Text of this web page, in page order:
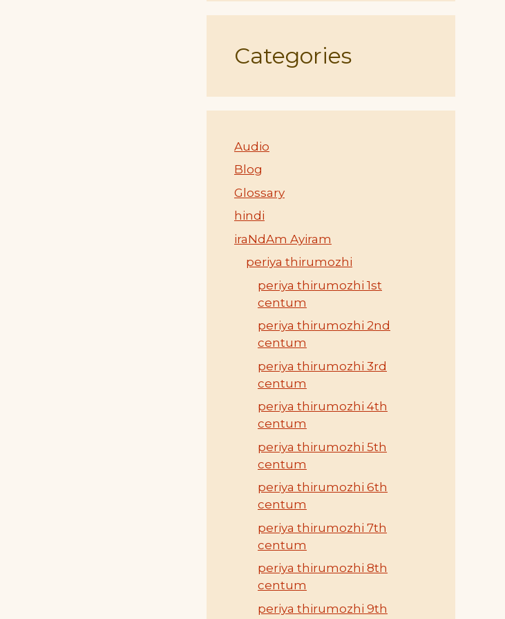
Categories
Audio
Blog
Glossary
hindi
iraNdAm Ayiram
periya thirumozhi
periya thirumozhi 1st
centum
periya thirumozhi 2nd
centum
periya thirumozhi 3rd
centum
periya thirumozhi 4th
centum
periya thirumozhi 5th
centum
periya thirumozhi 6th
centum
periya thirumozhi 7th
centum
periya thirumozhi 8th
centum
periya thirumozhi 9th